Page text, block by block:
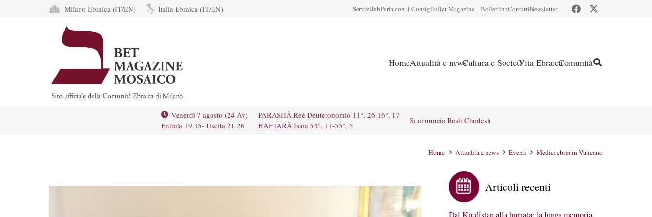
Milano Ebraica (IT/EN) Italia Ebraica (IT/EN) ServiziJobParla con il ConsiglioBet Magazine – BollettinoContattiNewsletter
HomeAttualità e newsCultura e SocietàVita EbraicaComunità
Venerdì 7 agosto (24 Av)
Entrata 19.35- Uscita 21.26
PARASHÀ Reè Deuteronomio 11°, 26-16°, 17
HAFTARÀ Isaia 54°, 11-55°, 5
Si annuncia Rosh Chodesh
Home Attualità e news Eventi Medici ebrei in Vaticano
Articoli recenti
Dal Kurdistan alla burrata: la lunga memoria